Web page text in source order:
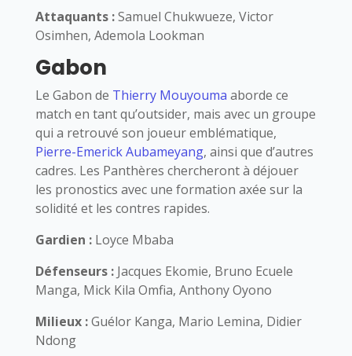
Attaquants :Samuel Chukwueze, Victor
Osimhen, Ademola Lookman
Gabon
Le Gabon de Thierry Mouyouma aborde ce
match en tant qu’outsider, mais avec un groupe
qui a retrouvé son joueur emblématique,
Pierre-Emerick Aubameyang, ainsi que d’autres
cadres. Les Panthères chercheront à déjouer
les pronostics avec une formation axée sur la
solidité et les contres rapides.
Gardien :Loyce Mbaba
Défenseurs :Jacques Ekomie, Bruno Ecuele
Manga, Mick Kila Omfia, Anthony Oyono
Milieux :Guélor Kanga, Mario Lemina, Didier
Ndong